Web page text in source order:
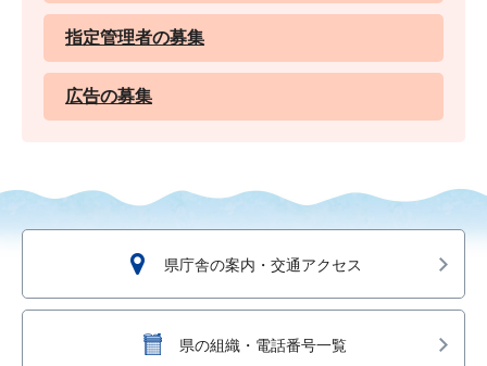
指定管理者の募集
広告の募集
県庁舎の案内・交通アクセス
県の組織・電話番号一覧